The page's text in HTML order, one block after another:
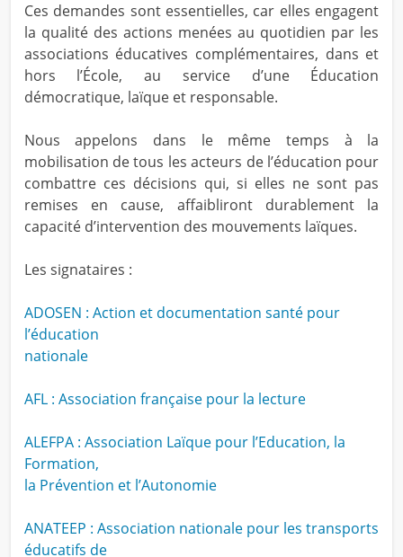
Ces demandes sont essentielles, car elles engagent
la qualité des actions menées au quotidien par les
associations éducatives complémentaires, dans et
hors l’École, au service d’une Éducation
démocratique, laïque et responsable.
Nous appelons dans le même temps à la
mobilisation de tous les acteurs de l’éducation pour
combattre ces décisions qui, si elles ne sont pas
remises en cause, affaibliront durablement la
capacité d’intervention des mouvements laïques.
Les signataires :
ADOSEN : Action et documentation santé pour
l’éducation
nationale
AFL : Association française pour la lecture
ALEFPA : Association Laïque pour l’Education, la
Formation,
la Prévention et l’Autonomie
ANATEEP : Association nationale pour les transports
éducatifs de